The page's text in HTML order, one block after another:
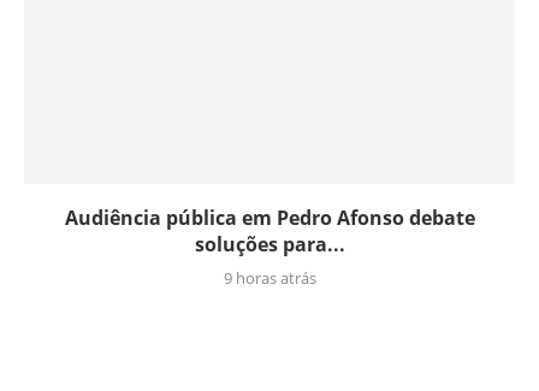
Audiência pública em Pedro Afonso debate
soluções para...
9 horas atrás